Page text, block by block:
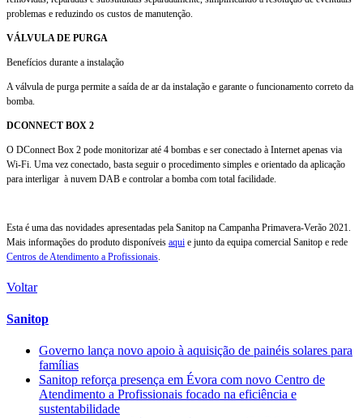
problemas e reduzindo os custos de manutenção.
VÁLVULA DE PURGA
Benefícios durante a instalação
A válvula de purga permite a saída de ar da instalação e garante o funcionamento correto da
bomba.
DCONNECT BOX 2
O DConnect Box 2 pode monitorizar até 4 bombas e ser conectado à Internet apenas via
Wi-Fi. Uma vez conectado, basta seguir o procedimento simples e orientado da aplicação
para interligar à nuvem DAB e controlar a bomba com total facilidade.
Esta é uma das novidades apresentadas pela Sanitop na Campanha Primavera-Verão 2021.
Mais informações do produto disponíveis aqui e junto da equipa comercial Sanitop e rede
Centros de Atendimento a Profissionais.
Voltar
Sanitop
Governo lança novo apoio à aquisição de painéis solares para
famílias
Sanitop reforça presença em Évora com novo Centro de
Atendimento a Profissionais focado na eficiência e
sustentabilidade